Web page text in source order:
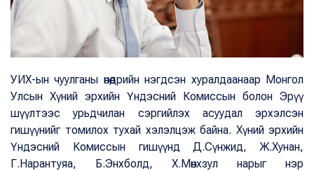
УИХ-ын чуулганы өнөөдрийн нэгдсэн хуралдаанаар Монгол
Улсын Хүний эрхийн Үндэсний Комиссын болон Эрүү
шүүлтээс урьдчилан сэргийлэх асуудал эрхэлсэн
гишүүнийг томилох тухай хэлэлцэж байна. Хүний эрхийн
Үндэсний Комиссын гишүүнд Д.Сүнжид, Ж.Хунан,
Г.Нарантуяа, Б.Энхболд, Х.Мөнхзул нарыг нэр